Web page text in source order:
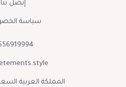
إتصل بنا
سياسة
المملكة العربية